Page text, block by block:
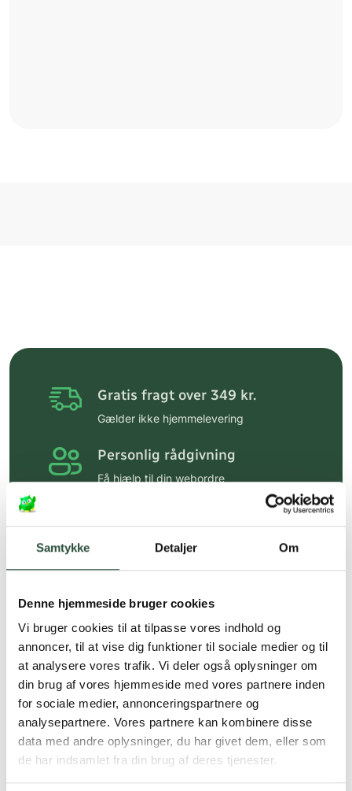
Samtykke Detaljer Om
Denne hjemmeside bruger cookies
Vi bruger cookies til at tilpasse vores indhold og
annoncer, til at vise dig funktioner til sociale medier og til
at analysere vores trafik. Vi deler også oplysninger om
din brug af vores hjemmeside med vores partnere inden
for sociale medier, annonceringspartnere og
analysepartnere. Vores partnere kan kombinere disse
data med andre oplysninger, du har givet dem, eller som
de har indsamlet fra din brug af deres tjenester.
Gratis fragt over 349 kr.
Gælder ikke hjemmelevering
Personlig rådgivning
Få hjælp til din webordre
Hurtig levering (30 min. i Kbh)
Hurtigt leveringen via GLS, og DAO
Stort udvalg af kendte
produkter
Vi tilbyder et stort udvalg af kendte
cremer, vitaminer og andre spændende
produkter – altid til fast lav pris.
Læs mere om Uglecare.dk her